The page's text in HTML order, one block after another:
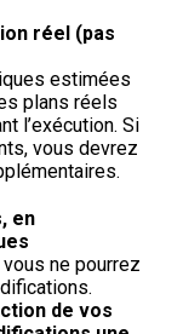
réel (pas
estimées
plans réels
l’exécution. Si
vous devrez
en
ne pourrez
de vos